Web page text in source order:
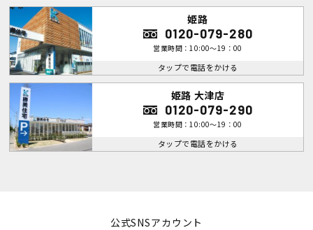
姫路
0120-079-280
営業時間：10:00～19：00
タップで電話をかける
姫路 大津店
0120-079-290
営業時間：10:00～19：00
タップで電話をかける
公式SNSアカウント